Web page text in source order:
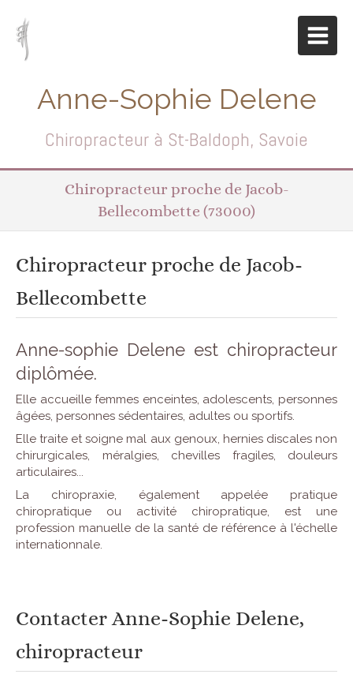
Anne-Sophie Delene
Chiropracteur à St-Baldoph, Savoie
Chiropracteur proche de Jacob-
Bellecombette (73000)
Chiropracteur proche de Jacob-
Bellecombette
Anne-sophie Delene est chiropracteur
diplômée.
Elle accueille femmes enceintes, adolescents, personnes
âgées, personnes sédentaires, adultes ou sportifs.
Elle traite et soigne mal aux genoux, hernies discales non
chirurgicales, méralgies, chevilles fragiles, douleurs
articulaires...
La chiropraxie, également appelée pratique
chiropratique ou activité chiropratique, est une
profession manuelle de la santé de référence à l'échelle
internationnale.
Contacter Anne-Sophie Delene,
chiropracteur